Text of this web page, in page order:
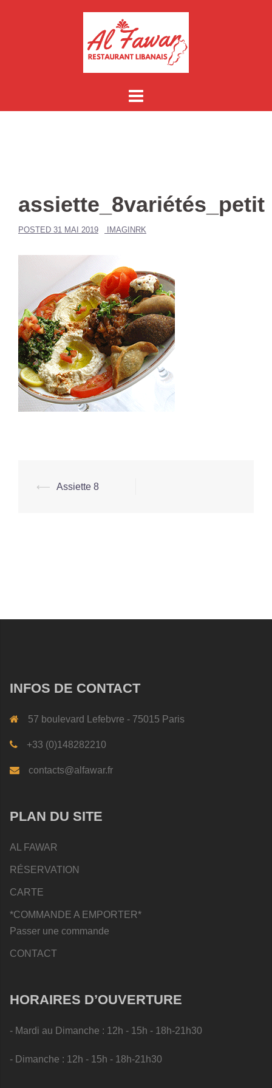
assiette_8variétés_petit
POSTED 31 MAI 2019 IMAGINRK
Navigation
⟵ Assiette 8
INFOS DE CONTACT
57 boulevard Lefebvre - 75015 Paris
+33 (0)148282210
contacts@alfawar.fr
PLAN DU SITE
AL FAWAR
RÉSERVATION
CARTE
*COMMANDE A EMPORTER*
Passer une commande
CONTACT
HORAIRES D’OUVERTURE
- Mardi au Dimanche : 12h - 15h - 18h-21h30
- Dimanche : 12h - 15h - 18h-21h30